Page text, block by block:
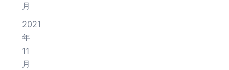
月
2021
年
11
月